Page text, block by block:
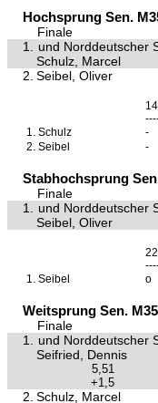
Hochsprung Sen.
Finale
1.
und Norddeutscher
Schulz, Marcel
2. Seibel, Oliver
1. Schulz -
2. Seibel -
Stabhochsprung
Finale
1.
und Norddeutscher
Seibel, Oliver
1. Seibel o
Weitsprung Sen. M35
Finale
1.
und Norddeutscher
Seifried, Dennis
5,51
+1,5
2. Schulz, Marcel